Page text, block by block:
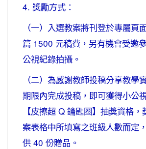
4. 獎勵方式：
（一）入選教案將刊登於專屬頁
篇 1500 元稿費，另有機會受邀
公視紀錄拍攝。
（二）為感謝教師投稿分享教學
期限內完成投稿，即可獲得小公
【皮擦超 Q 鑰匙圈】抽獎資格
案表格中所填寫之班級人數而定
供 40 份贈品。